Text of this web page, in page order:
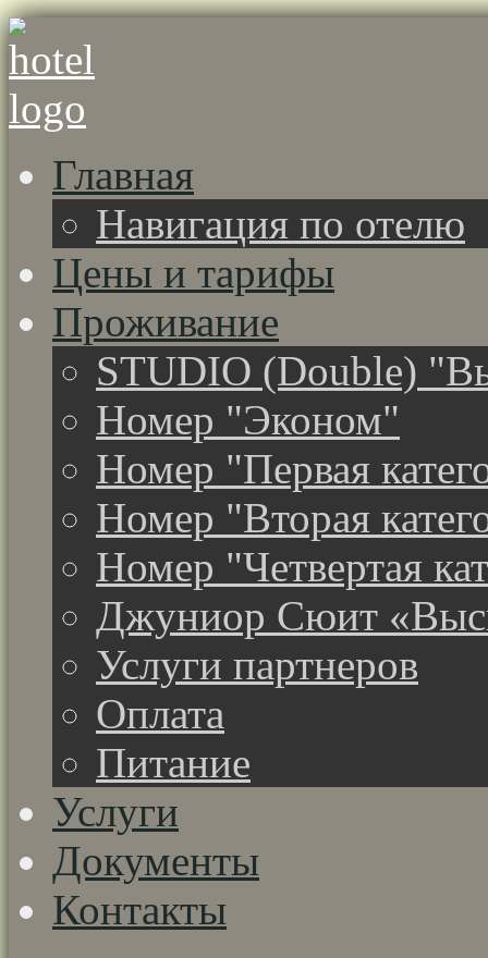
Главная
Навигация по отелю
Цены и тарифы
Проживание
STUDIO (Double)
Номер "Эконом"
Номер "Первая
Номер "Вторая
Номер "Четвертая
Джуниор Сюит
Услуги партнеров
Оплата
Питание
Услуги
Документы
Контакты